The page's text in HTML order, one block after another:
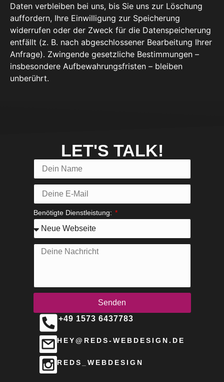
Daten verbleiben bei uns, bis Sie uns zur Löschung
auffordern, Ihre Einwilligung zur Speicherung
widerrufen oder der Zweck für die Datenspeicherung
entfällt (z. B. nach abgeschlossener Bearbeitung Ihrer
Anfrage). Zwingende gesetzliche Bestimmungen –
insbesondere Aufbewahrungsfristen – bleiben
unberührt.
LET'S TALK!
Benötigte Dienstleistung:
Senden
Alternative:+49 1573 6437783
HEY@REDS-WEBDESIGN.DE
REDS_WEBDESIGN